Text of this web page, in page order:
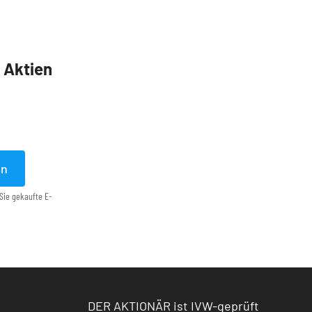
Aktien
gekaufte E-
DER AKTIONÄR ist IVW-geprüft